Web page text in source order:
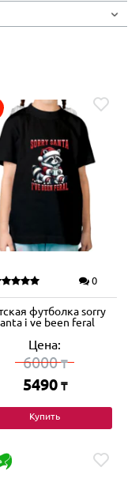
0
футболка sorry
i ve been feral
Цена:
6000₸
5490 ₸
Купить